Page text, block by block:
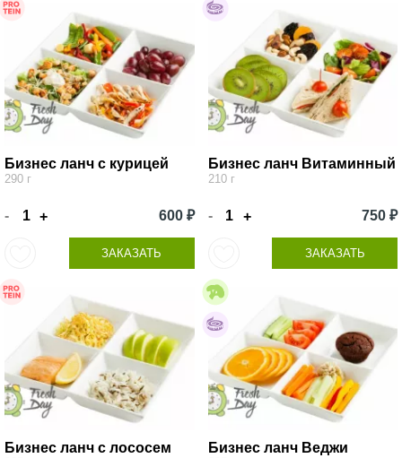
Бизнес ланч с курицей
290 г
- + 600 ₽
ЗАКАЗАТЬ
Бизнес ланч Витаминный
210 г
- + 750 ₽
ЗАКАЗАТЬ
Бизнес ланч с лососем Бизнес ланч Веджи